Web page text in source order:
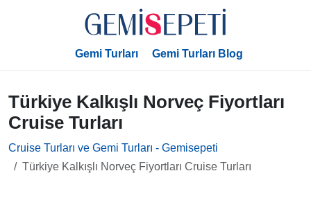
Gemi Turları Gemi Turları Blog
Türkiye Kalkışlı Norveç Fiyortları
Cruise Turları
Cruise Turları ve Gemi Turları - Gemisepeti
Türkiye Kalkışlı Norveç Fiyortları Cruise Turları